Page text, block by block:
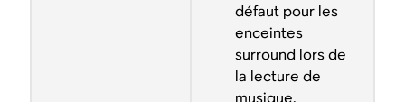
défaut pour les
enceintes
surround lors de
la lecture de
musique.